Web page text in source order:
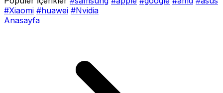
#Xiaomi #huawei #Nvidia
Anasayfa